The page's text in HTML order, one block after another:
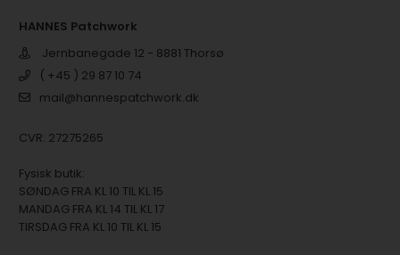
HANNES Patchwork
Jernbanegade 12 - 8881 Thorsø
( +45 ) 29 87 10 74
mail@hannespatchwork.dk
CVR: 27275265
Fysisk butik:
SØNDAG FRA KL 10 TIL KL 15
MANDAG FRA KL 14 TIL KL 17
TIRSDAG FRA KL 10 TIL KL 15